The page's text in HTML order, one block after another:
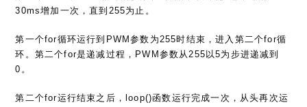
30ms增加一次，直到255为止。
第一个for循环运行到PWM参数为255时结束，进入第二个for循
环。第二个for是递减过程，PWM参数从255以5为步进递减到
0。
第二个for运行结束之后，loop()函数运行完成一次，从头再次运